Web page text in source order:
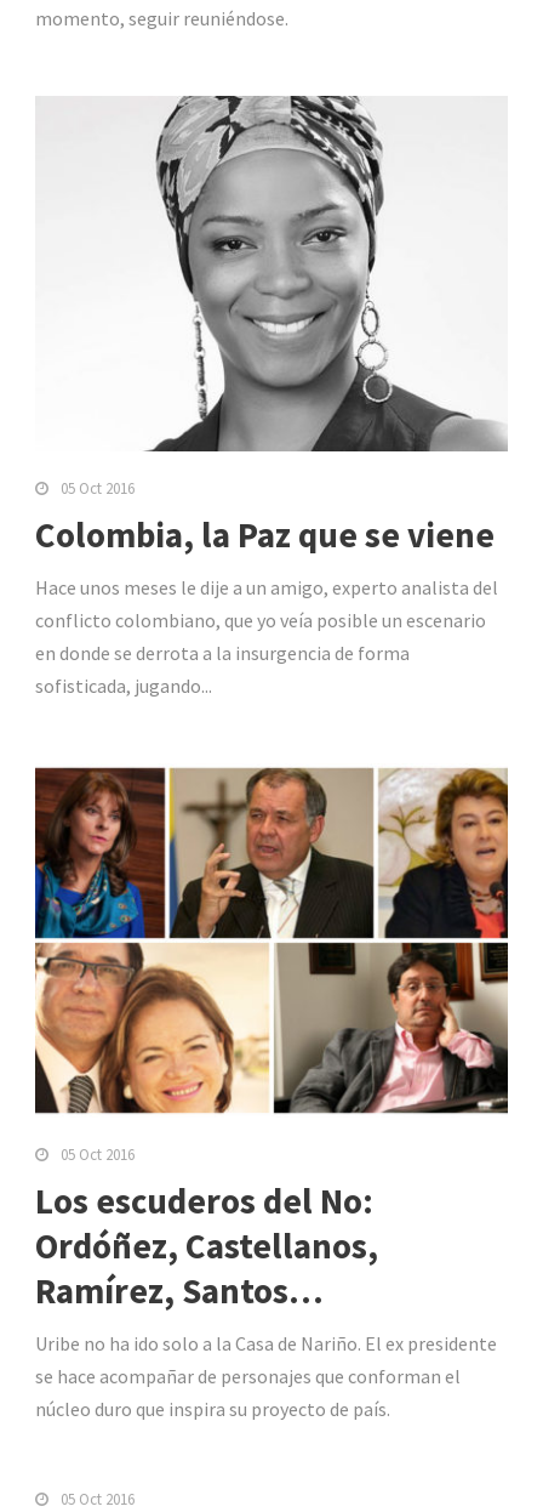
momento, seguir reuniéndose.
05 Oct 2016
Colombia, la Paz que se viene
Hace unos meses le dije a un amigo, experto analista del
conflicto colombiano, que yo veía posible un escenario
en donde se derrota a la insurgencia de forma
sofisticada, jugando...
05 Oct 2016
Los escuderos del No:
Ordóñez, Castellanos,
Ramírez, Santos…
Uribe no ha ido solo a la Casa de Nariño. El ex presidente
se hace acompañar de personajes que conforman el
núcleo duro que inspira su proyecto de país.
05 Oct 2016